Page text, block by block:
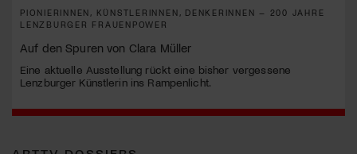
PIONIERINNEN, KÜNSTLERINNEN, DENKERINNEN – 200 JAHRE
LENZBURGER FRAUENPOWER
Auf den Spuren von Clara Müller
Eine aktuelle Ausstellung rückt eine bisher vergessene
Lenzburger Künstlerin ins Rampenlicht.